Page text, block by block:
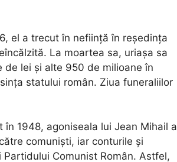
el a trecut în neființă în reședința
La moartea sa, uriașa sa
de lei și alte 950 de milioane în
statului român. Ziua funeraliilor
1948, agoniseala lui Jean Mihail a
comuniști, iar conturile și
Comunist Român. Astfel,